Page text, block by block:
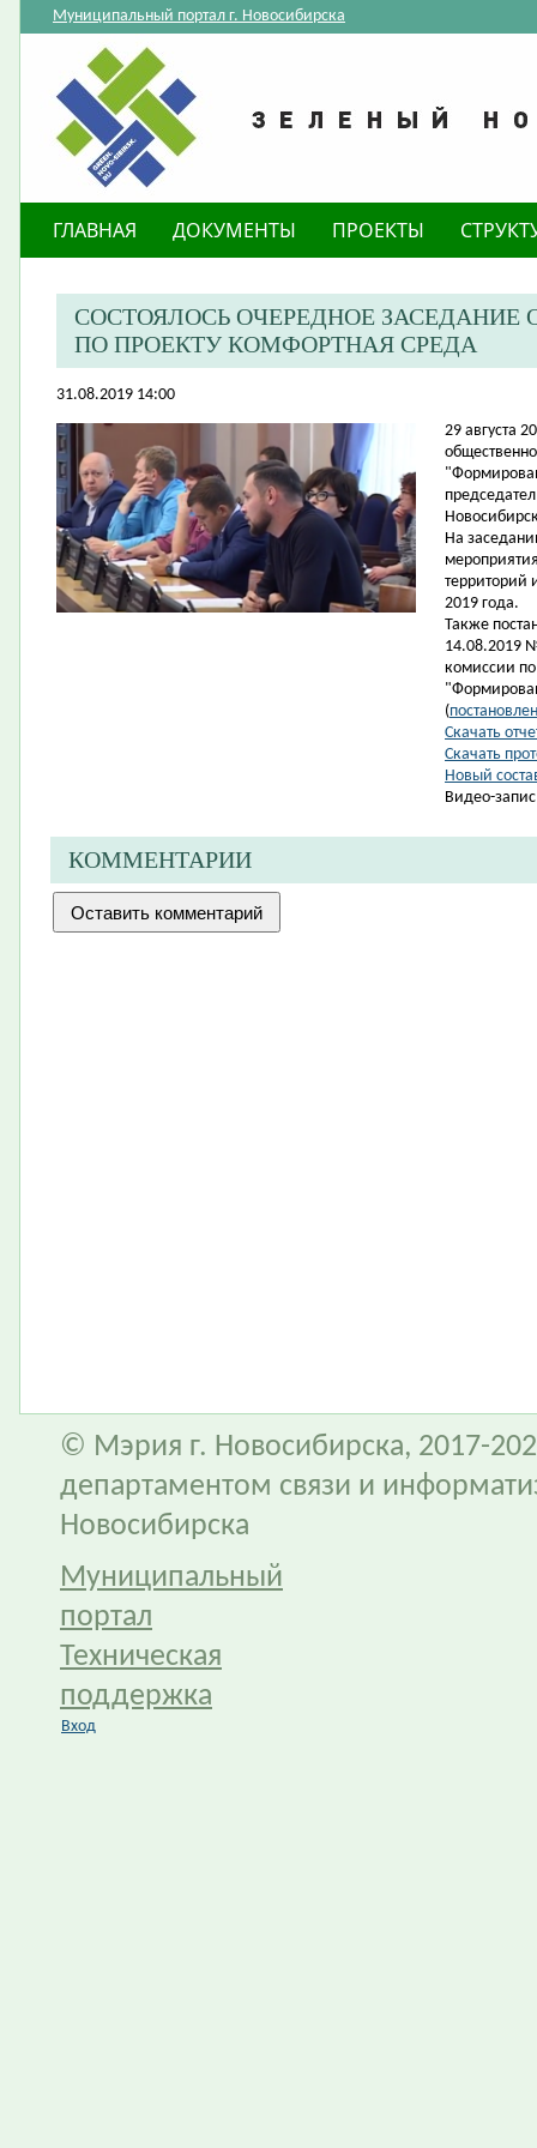
Муниципальный портал г. Новосибирска
ГЛАВНАЯ ДОКУМЕНТЫ ПРОЕКТЫ
СОСТОЯЛОСЬ ОЧЕРЕДНОЕ
ПО ПРОЕКТУ КОМФОРТНАЯ СРЕДА
31.08.2019 14:00
​29 августа
На
территорий
2019 года.
Также
14.08.2019
комиссии
(
Скачать
Скачать
Новый
Видео-
КОММЕНТАРИИ
© Мэрия г. Новосибирска, 2017-
департаментом связи и
Новосибирска
Муниципальный
портал
Техническая
поддержка
Вход